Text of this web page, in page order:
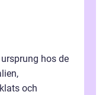
hos de
och